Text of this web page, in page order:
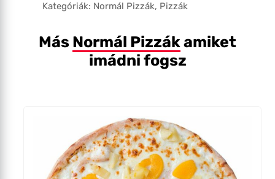
Kategóriák: Normál Pizzák, Pizzák
Más Normál Pizzákamiket
imádni fogsz